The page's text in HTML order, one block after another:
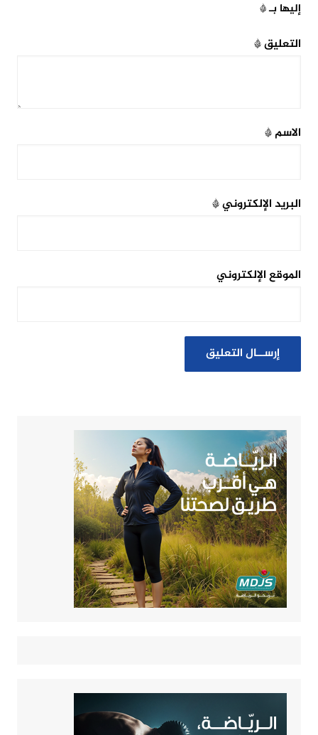
إليها بـ*
التعليق*
الاسم*
البريد الإلكتروني*
الموقع الإلكتروني